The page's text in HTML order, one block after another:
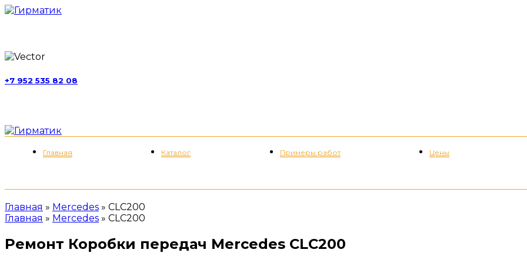
+7 952 535 82 08
Главная Каталог Примеры работ Цены
Главная » Mercedes » CLC200
Главная » Mercedes » CLC200
Ремонт Коробки передач Mercedes CLC200